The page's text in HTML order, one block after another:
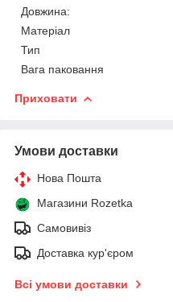
Довжина:
Матеріал
Тип
Вага паковання
Приховати
Умови доставки
Нова Пошта
Магазини Rozetka
Самовивіз
Доставка кур'єром
Всі умови доставки